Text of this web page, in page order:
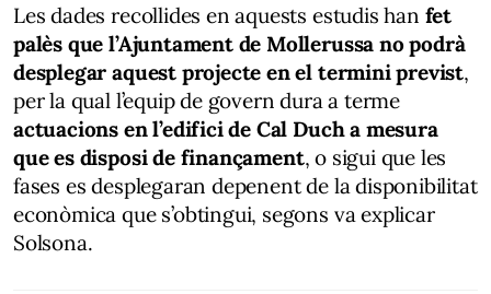
Les dades recollides en aquests estudis han fet
palès que l’Ajuntament de Mollerussa no podrà
desplegar aquest projecte en el termini previst,
per la qual l’equip de govern dura a terme
actuacions en l’edifici de Cal Duch a mesura
que es disposi de finançament, o sigui que les
fases es desplegaran depenent de la disponibilitat
econòmica que s’obtingui, segons va explicar
Solsona.